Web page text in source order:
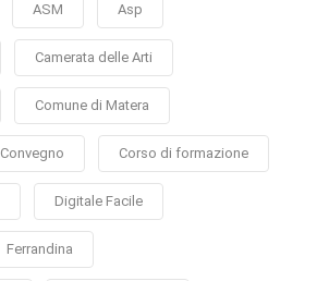
ASM Asp
Camerata delle Arti
Comune di Matera
Convegno Corso di formazione
Digitale Facile
Ferrandina